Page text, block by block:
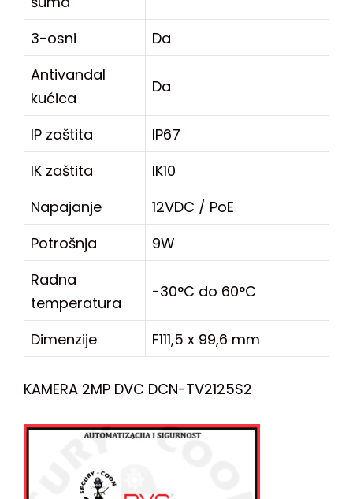
3-osni
Da
Antivandal
kućica
Da
IP zaštita
IP67
IK zaštita
IK10
Napajanje
12VDC / PoE
Potrošnja
9W
Radna
temperatura
-30°C do 60°C
Dimenzije F111,5 x 99,6 mm
KAMERA 2MP DVC DCN-TV2125S2